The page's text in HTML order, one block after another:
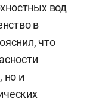
вод
в
что
но и